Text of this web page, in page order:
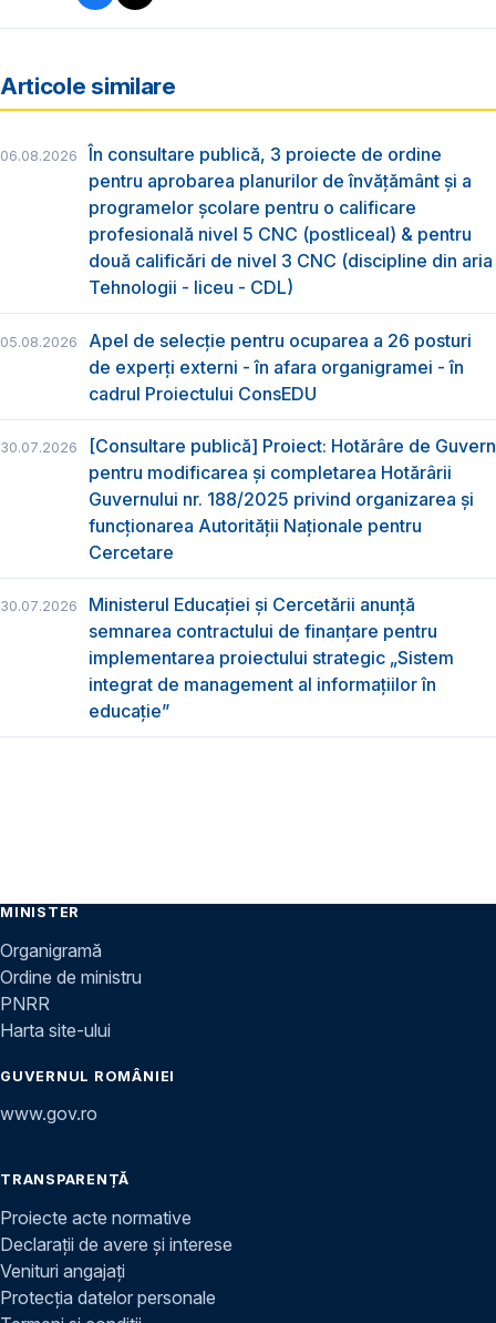
Articole similare
06.08.2026
În consultare publică, 3 proiecte de ordine
pentru aprobarea planurilor de învățământ și a
programelor școlare pentru o calificare
profesională nivel 5 CNC (postliceal) & pentru
două calificări de nivel 3 CNC (discipline din aria
Tehnologii - liceu - CDL)
05.08.2026
Apel de selecție pentru ocuparea a 26 posturi
de experți externi - în afara organigramei - în
cadrul Proiectului ConsEDU
30.07.2026
[Consultare publică] Proiect: Hotărâre de Guvern
pentru modificarea și completarea Hotărârii
Guvernului nr. 188/2025 privind organizarea şi
funcţionarea Autorităţii Naţionale pentru
Cercetare
30.07.2026
Ministerul Educației și Cercetării anunță
semnarea contractului de finanțare pentru
implementarea proiectului strategic „Sistem
integrat de management al informațiilor în
educație”
MINISTER
Organigramă
Ordine de ministru
PNRR
Harta site-ului
GUVERNUL ROMÂNIEI
www.gov.ro
TRANSPARENȚĂ
Proiecte acte normative
Declarații de avere și interese
Venituri angajați
Protecția datelor personale